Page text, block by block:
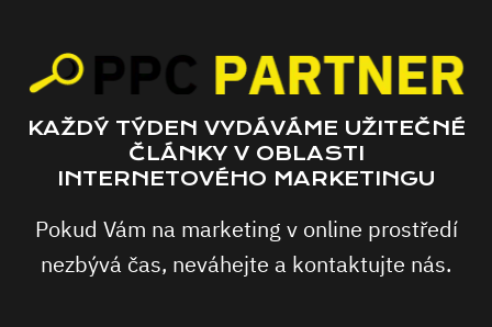
KAŽDÝ TÝDEN VYDÁVÁME UŽITEČNÉ
ČLÁNKY V OBLASTI
INTERNETOVÉHO MARKETINGU
Pokud Vám na marketing v online prostředí
nezbývá čas, neváhejte a kontaktujte nás.